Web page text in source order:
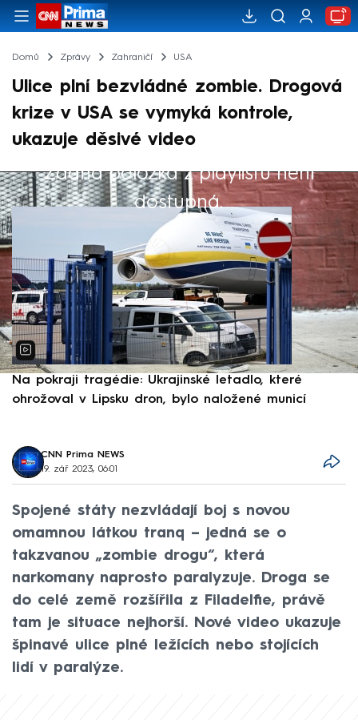
Domů Zprávy Zahraničí USA
Ulice plní bezvládné zombie. Drogová
krize v USA se vymyká kontrole,
ukazuje děsivé video
Žádná položka z playlistu není
dostupná.
Výběr redakce
Na pokraji tragédie: Ukrajinské letadlo, které
ohrožoval v Lipsku dron, bylo naložené municí
CNN Prima NEWS
19. zář 2023, 06:01
Spojené státy nezvládají boj s novou
omamnou látkou tranq – jedná se o
takzvanou „zombie drogu“, která
narkomany naprosto paralyzuje. Droga se
do celé země rozšířila z Filadelfie, právě
tam je situace nejhorší. Nové video ukazuje
špinavé ulice plné ležících nebo stojících
lidí v paralýze.